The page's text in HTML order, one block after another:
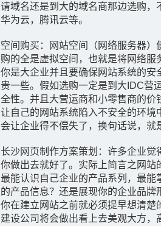
请域名还是到大的域名商那边选购，
华为云，腾讯云等。
空间购买：网站空间（网络服务器
购的全是虚拟空间，也就是将网络
你是大企业并且要确保网站系统的安
贵一些。假如选购一定是到大IDC营
全性。并且大营运商和小零售商的价
让自己的网站系统陷入不安全的环
会让企业得不偿失了，换句话说，就
长沙网页制作方案策划：许多企业觉
你做出去就好了。实际上简言之网
最能认识自己企业的产品系列，最
的产品信息？还是展现你的企业品
你在建立网站之前就必须提早想清
建设公司将会做出看上去美观大方